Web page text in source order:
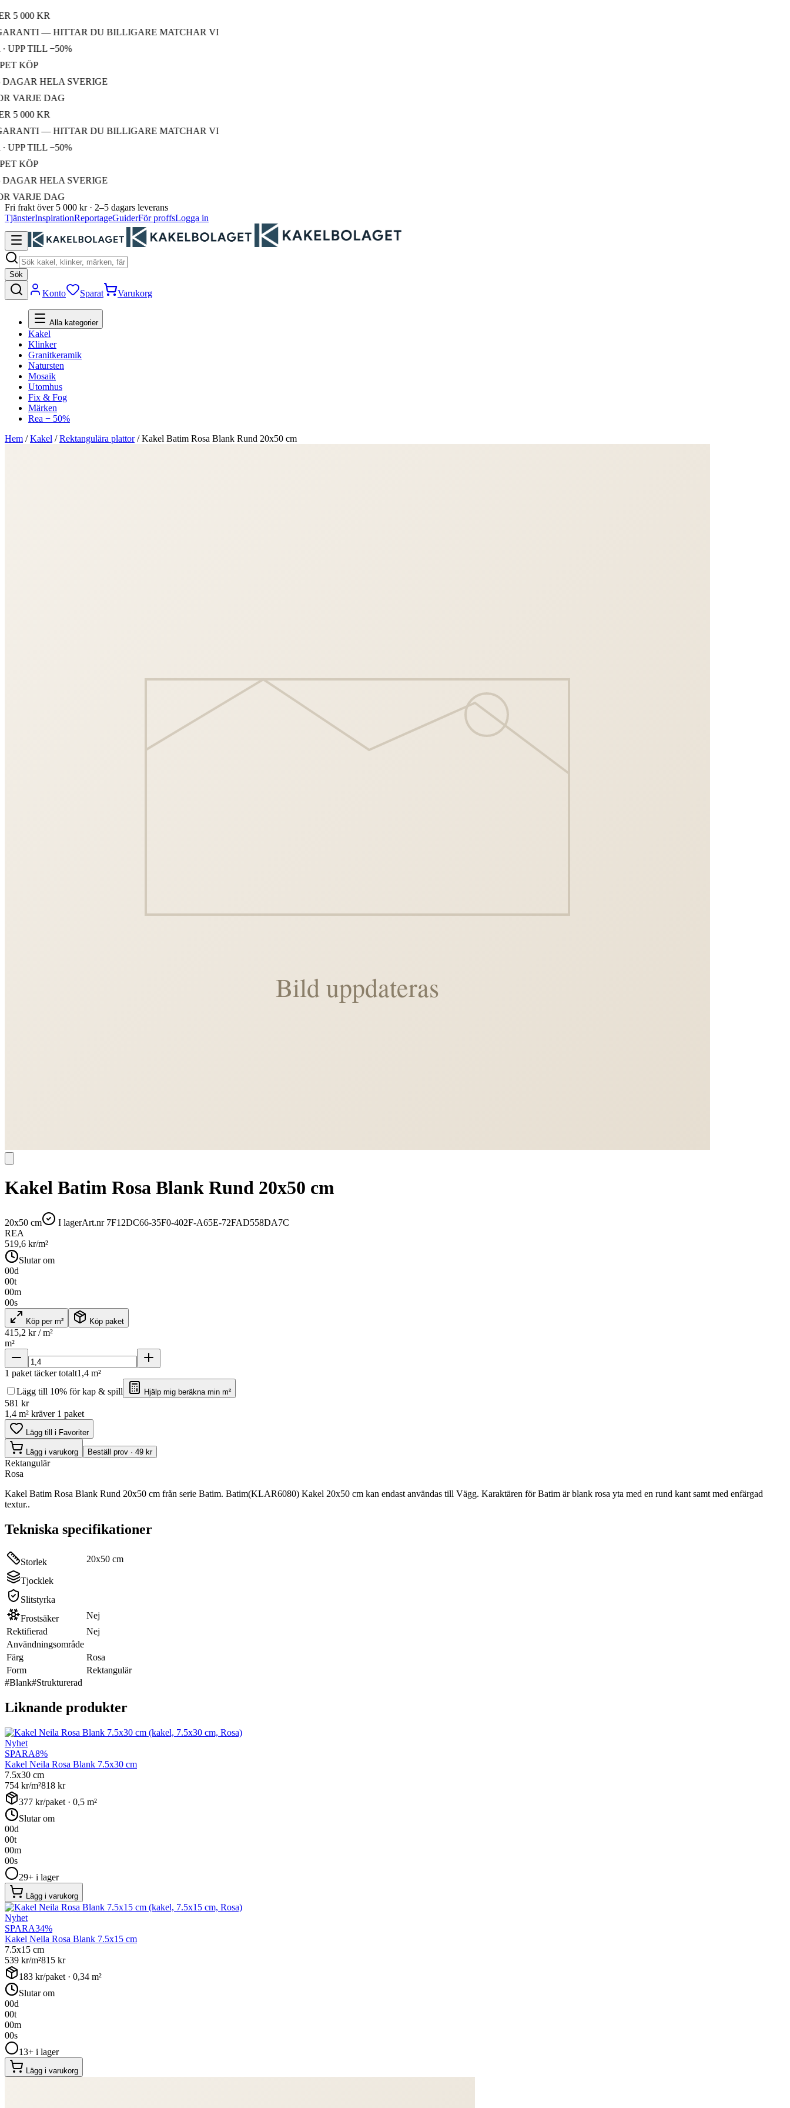
000 KR
— HITTAR DU BILLIGARE MATCHAR VI
TILL −50%
KÖP
HELA SVERIGE
DAG
000 KR
— HITTAR DU BILLIGARE MATCHAR VI
TILL −50%
KÖP
HELA SVERIGE
DAG
Fri frakt över 5 000 kr · 2–5 dagars leverans
TjänsterInspirationReportageGuiderFör proffsLogga in
Sök
Konto Sparat Varukorg
Alla kategorier
Kakel
Klinker
Granitkeramik
Natursten
Mosaik
Utomhus
Fix & Fog
Märken
Rea − 50%
Hem /Kakel /Rektangulära plattor/Kakel Batim Rosa Blank Rund 20x50 cm
Kakel Batim Rosa Blank Rund 20x50 cm
20x50 cm I lagerArt.nr 7F12DC66-35F0-402F-A65E-72FAD558DA7C
REA
519,6 kr/m²
Slutar om
00d
00t
00m
00s
Köp per m² Köp paket
415,2 kr / m²
m²
1 paket täcker totalt1,4 m²
Lägg till 10% för kap & spill
Hjälp mig beräkna min m²
581 kr
1,4 m² kräver 1 paket
Lägg till i Favoriter
Lägg i varukorg Beställ prov · 49 kr
Rektangulär
Rosa
Kakel Batim Rosa Blank Rund 20x50 cm från serie Batim. Batim(KLAR6080) Kakel 20x50 cm kan endast användas till Vägg. Karaktären för Batim är blank rosa yta med en rund kant samt med enfärgad
textur..
Tekniska specifikationer
Storlek 20x50 cm
Tjocklek
Slitstyrka
Frostsäker
Nej
Rektifierad
Nej
Användningsområde
Färg
Rosa
Form
Rektangulär
#Blank#Strukturerad
Liknande produkter
Nyhet
SPARA8%
Kakel Neila Rosa Blank 7.5x30 cm
7.5x30 cm
754 kr/m²818 kr
377 kr/paket · 0,5 m²
Slutar om
00d
00t
00m
00s
29+ i lager
Lägg i varukorg
Nyhet
SPARA34%
Kakel Neila Rosa Blank 7.5x15 cm
7.5x15 cm
539 kr/m²815 kr
183 kr/paket · 0,34 m²
Slutar om
00d
00t
00m
00s
13+ i lager
Lägg i varukorg